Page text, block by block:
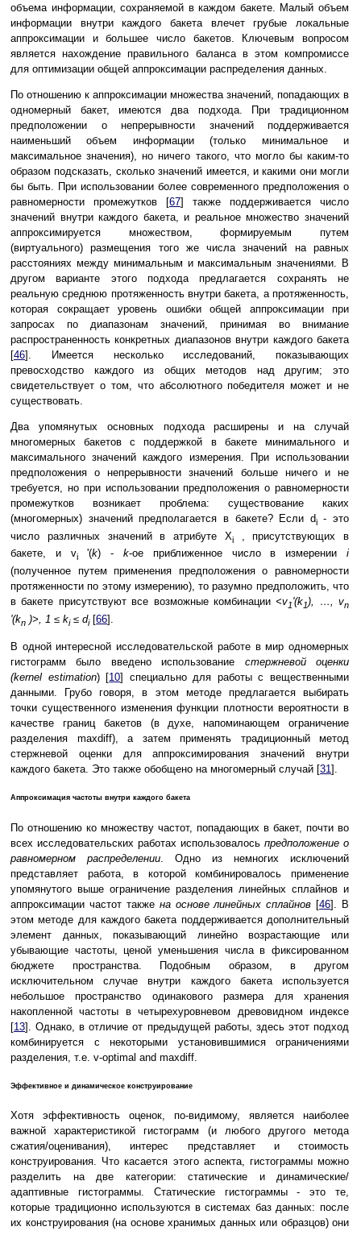
объема информации, сохраняемой в каждом бакете. Малый объем
информации внутри каждого бакета влечет грубые локальные
аппроксимации и большее число бакетов. Ключевым вопросом
является нахождение правильного баланса в этом компромиссе
для оптимизации общей аппроксимации распределения данных.
По отношению к аппроксимации множества значений, попадающих в
одномерный бакет, имеются два подхода. При традиционном
предположении о непрерывности значений поддерживается
наименьший объем информации (только минимальное и
максимальное значения), но ничего такого, что могло бы каким-то
образом подсказать, сколько значений имеется, и какими они могли
бы быть. При использовании более современного предположения о
равномерности промежутков [67] также поддерживается число
значений внутри каждого бакета, и реальное множество значений
аппроксимируется множеством, формируемым путем
(виртуального) размещения того же числа значений на равных
расстояниях между минимальным и максимальным значениями. В
другом варианте этого подхода предлагается сохранять не
реальную среднюю протяженность внутри бакета, а протяженность,
которая сокращает уровень ошибки общей аппроксимации при
запросах по диапазонам значений, принимая во внимание
распространенность конкретных диапазонов внутри каждого бакета
[46]. Имеется несколько исследований, показывающих
превосходство каждого из общих методов над другим; это
свидетельствует о том, что абсолютного победителя может и не
существовать.
Два упомянутых основных подхода расширены и на случай
многомерных бакетов с поддержкой в бакете минимального и
максимального значений каждого измерения. При использовании
предположения о непрерывности значений больше ничего и не
требуется, но при использовании предположения о равномерности
промежутков возникает проблема: существование каких
(многомерных) значений предполагается в бакете? Если di- это
число различных значений в атрибуте Xi, присутствующих в
бакете, и vi'(k) -k-ое приближенное число в измеренииi
(полученное путем применения предположения о равномерности
протяженности по этому измерению), то разумно предположить, что
в бакете присутствуют все возможные комбинации<v1'(k1), …, vn
'(kn )>, 1 ≤ ki≤ di[66].
В одной интересной исследовательской работе в мир одномерных
гистограмм было введено использование стержневой оценки
(kernel estimation) [10] специально для работы с вещественными
данными. Грубо говоря, в этом методе предлагается выбирать
точки существенного изменения функции плотности вероятности в
качестве границ бакетов (в духе, напоминающем ограничение
разделения maxdiff), а затем применять традиционный метод
стержневой оценки для аппроксимирования значений внутри
каждого бакета. Это также обобщено на многомерный случай [31].
Аппроксимация частоты внутри каждого бакета
По отношению ко множеству частот, попадающих в бакет, почти во
всех исследовательских работах использовалось предположение о
равномерном распределении . Одно из немногих исключений
представляет работа, в которой комбинировалось применение
упомянутого выше ограничение разделения линейных сплайнов и
аппроксимации частот также на основе линейных сплайнов [46]. В
этом методе для каждого бакета поддерживается дополнительный
элемент данных, показывающий линейно возрастающие или
убывающие частоты, ценой уменьшения числа в фиксированном
бюджете пространства. Подобным образом, в другом
исключительном случае внутри каждого бакета используется
небольшое пространство одинакового размера для хранения
накопленной частоты в четырехуровневом древовидном индексе
[13]. Однако, в отличие от предыдущей работы, здесь этот подход
комбинируется с некоторыми установившимися ограничениями
разделения, т.е. v-optimal and maxdiff.
Эффективное и динамическое конструирование
Хотя эффективность оценок, по-видимому, является наиболее
важной характеристикой гистограмм (и любого другого метода
сжатия/оценивания), интерес представляет и стоимость
конструирования. Что касается этого аспекта, гистограммы можно
разделить на две категории: статические и динамические/
адаптивные гистограммы. Статические гистограммы - это те,
которые традиционно используются в системах баз данных: после
их конструирования (на основе хранимых данных или образцов) они